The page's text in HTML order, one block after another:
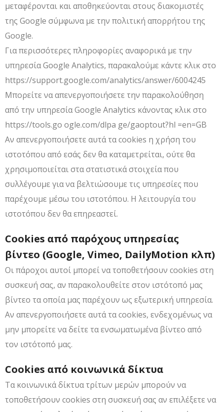
μεταφέρονται και αποθηκεύονται στους διακομιστές
της Google σύμφωνα με την πολιτική απορρήτου της
Google.
Για περισσότερες πληροφορίες αναφορικά με την
υπηρεσία Google Analytics, παρακαλούμε κάντε κλικ στο
https://support.google.com/analytics/answer/6004245
Μπορείτε να απενεργοποιήσετε την παρακολούθηση
από την υπηρεσία Google Analytics κάνοντας κλικ στο
https://tools.go ogle.com/dlpa ge/gaoptout?hl =en=GB
Αν απενεργοποιήσετε αυτά τα cookies η χρήση του
ιστοτόπου από εσάς δεν θα καταμετρείται, ούτε θα
χρησιμοποιείται στα στατιστικά στοιχεία που
συλλέγουμε για να βελτιώσουμε τις υπηρεσίες που
παρέχουμε μέσω του ιστοτόπου. Η λειτουργία του
ιστοτόπου δεν θα επηρεαστεί.
Cookies από παρόχους υπηρεσίας
βίντεο (Google, Vimeo, DailyMotion κλπ)
Οι πάροχοι αυτοί μπορεί να τοποθετήσουν cookies στη
συσκευή σας, αν παρακολουθείτε στον ιστότοπό μας
βίντεο τα οποία μας παρέχουν ως εξωτερική υπηρεσία.
Αν απενεργοποιήσετε αυτά τα cookies, ενδεχομένως να
μην μπορείτε να δείτε τα ενσωματωμένα βίντεο από
τον ιστότοπό μας.
Cookies από κοινωνικά δίκτυα
Τα κοινωνικά δίκτυα τρίτων μερών μπορούν να
τοποθετήσουν cookies στη συσκευή σας αν επιλέξετε να